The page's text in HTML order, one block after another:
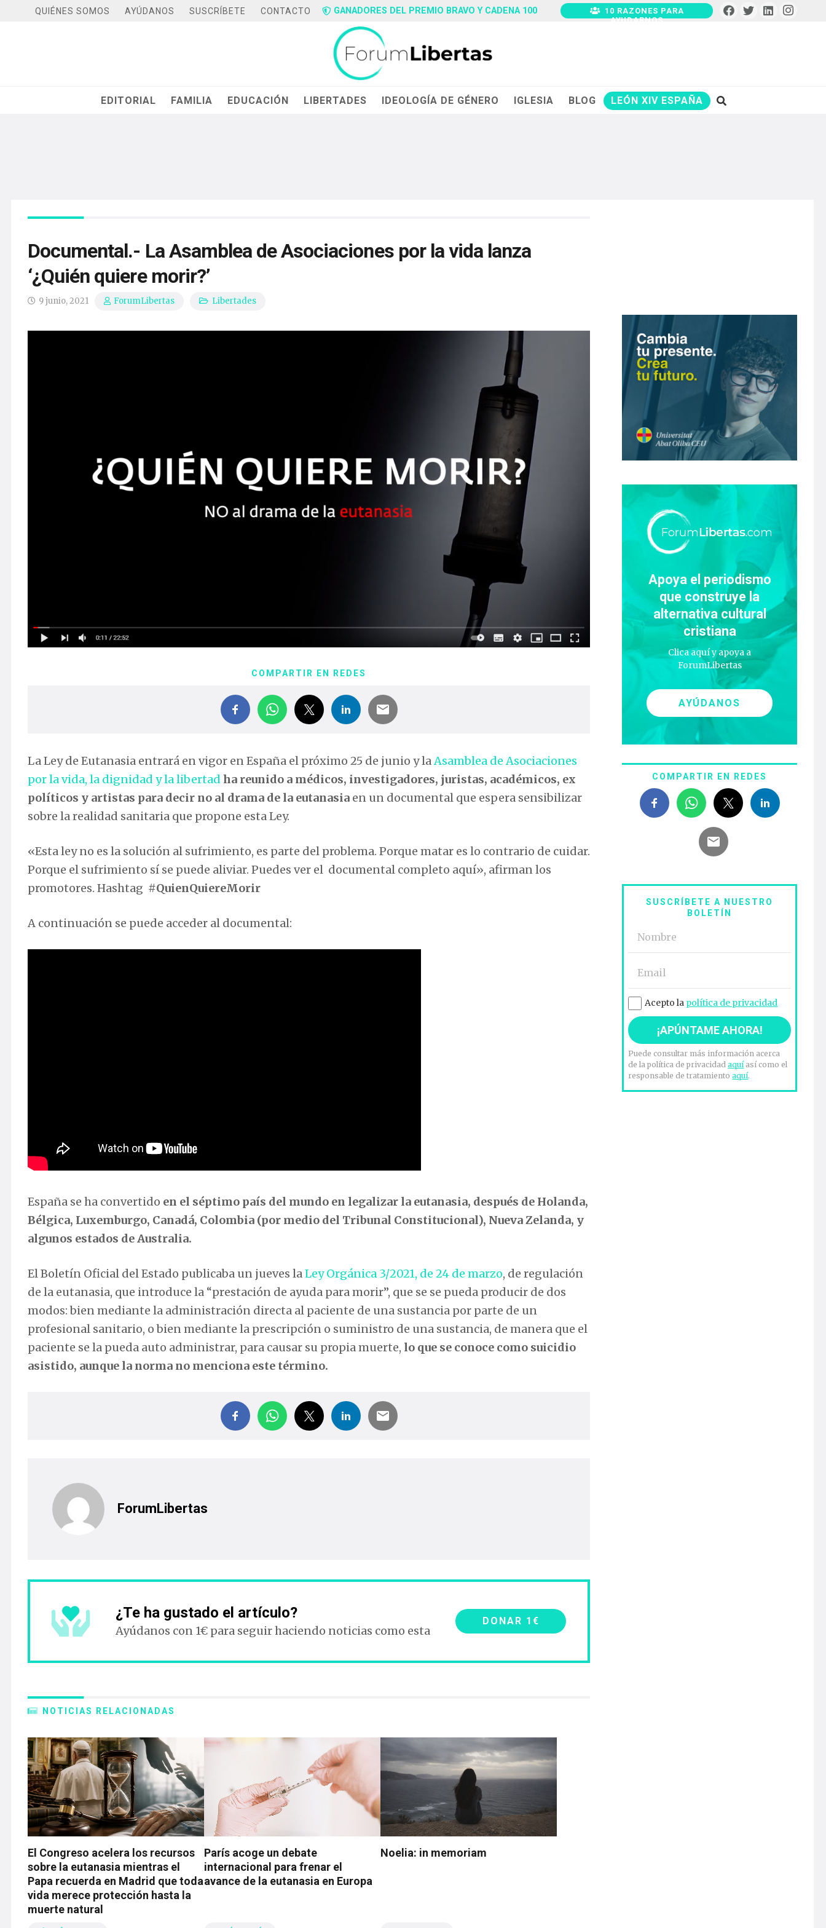
QUIÉNES SOMOS AYÚDANOS SUSCRÍBETE CONTACTO GANADORES DEL PREMIO BRAVO Y CADENA 100
10 RAZONES PARA
AYUDARNOS
EDITORIAL FAMILIA EDUCACIÓN LIBERTADES IDEOLOGÍA DE GÉNERO IGLESIA BLOG LEÓN XIV ESPAÑA
Documental.- La Asamblea de Asociaciones por la vida lanza
‘¿Quién quiere morir?’
9 junio, 2021 ForumLibertas Libertades
COMPARTIR EN REDES
La Ley de Eutanasia entrará en vigor en España el próximo 25 de junio y laAsamblea de Asociaciones
por la vida, la dignidad y la libertad ha reunido a médicos, investigadores, juristas, académicos, ex
políticos y artistas para decir no al drama de la eutanasia en un documental que espera sensibilizar
sobre la realidad sanitaria que propone esta Ley.
«Esta ley no es la solución al sufrimiento, es parte del problema. Porque matar es lo contrario de cuidar.
Porque el sufrimiento sí se puede aliviar. Puedes ver el documental completo aquí», afirman los
promotores. Hashtag #QuienQuiereMorir
A continuación se puede acceder al documental:
España se ha convertido en el séptimo país del mundo en legalizar la eutanasia, después de Holanda,
Bélgica, Luxemburgo, Canadá, Colombia (por medio del Tribunal Constitucional), Nueva Zelanda, y
algunos estados de Australia.
El Boletín Oficial del Estado publicaba un jueves laLey Orgánica 3/2021, de 24 de marzo, de regulación
de la eutanasia, que introduce la “prestación de ayuda para morir”, que se se pueda producir de dos
modos: bien mediante la administración directa al paciente de una sustancia por parte de un
profesional sanitario, o bien mediante la prescripción o suministro de una sustancia, de manera que el
paciente se la pueda auto administrar, para causar su propia muerte, lo que se conoce como suicidio
asistido, aunque la norma no menciona este término.
ForumLibertas
¿Te ha gustado el artículo?
Ayúdanos con 1€ para seguir haciendo noticias como esta
DONAR 1€
NOTICIAS RELACIONADAS
El Congreso acelera los recursos
sobre la eutanasia mientras el
Papa recuerda en Madrid que toda
vida merece protección hasta la
muerte natural
París acoge un debate
internacional para frenar el
avance de la eutanasia en Europa
Noelia: in memoriam
Apoya el periodismo
que construye la
alternativa cultural
cristiana
Clica aquí y apoya a
ForumLibertas
AYÚDANOS
COMPARTIR EN REDES
SUSCRÍBETE A NUESTRO
BOLETÍN
Acepto la política de privacidad
Puede consultar más información acerca
de la política de privacidadaquíasí como el
responsable de tratamientoaquí.